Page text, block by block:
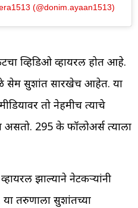
(@donim.ayaan1513)
व्हिडिओ व्हायरल होत आहे.
सेम सुशांत सारखेच आहेत. या
तो नेहमीच त्याचे
295 के फॉलोअर्स त्याला
झाल्याने नेटकऱ्यांनी
तरुणाला सुशांतच्या